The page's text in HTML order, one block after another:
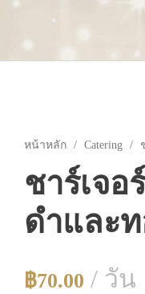
หน้าหลัก / Catering /
ชาร์เจอ
ดำและ
฿70.00 / วัน